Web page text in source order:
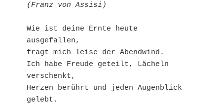
(Franz von Assisi)
Wie ist deine Ernte heute
ausgefallen,
fragt mich leise der Abendwind.
Ich habe Freude geteilt, Lächeln
verschenkt,
Herzen berührt und jeden Augenblick
gelebt.